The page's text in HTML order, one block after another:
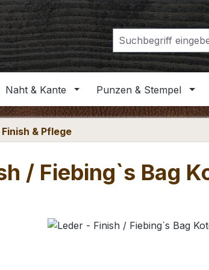
Naht & Kante Punzen & Stempel
Finish & Pflege
/ Fiebing`s Bag